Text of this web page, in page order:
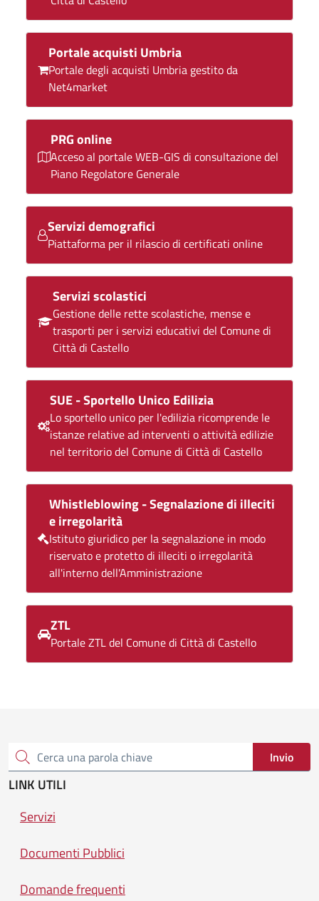
Portale acquisti Umbria
Portale degli acquisti Umbria gestito da
Net4market
PRG online
Acceso al portale WEB-GIS di consultazione del
Piano Regolatore Generale
Servizi demografici
Piattaforma per il rilascio di certificati online
Servizi scolastici
Gestione delle rette scolastiche, mense e
trasporti per i servizi educativi del Comune di
Città di Castello
SUE - Sportello Unico Edilizia
Lo sportello unico per l'edilizia ricomprende le
istanze relative ad interventi o attività edilizie
nel territorio del Comune di Città di Castello
Whistleblowing - Segnalazione di illeciti
e irregolarità
Istituto giuridico per la segnalazione in modo
riservato e protetto di illeciti o irregolarità
all'interno dell'Amministrazione
ZTL
Portale ZTL del Comune di Città di Castello
Cerca una parola chiave Invio
LINK UTILI
Servizi
Documenti Pubblici
Domande frequenti